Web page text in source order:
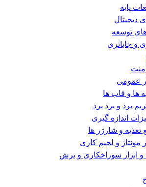
پایه
دیجیتال
توسعه
و جاباتری
عمومی
ها و قاب ها
برد و برد برد
اندازه گیری
تغذیه و شارژر ها
مونتاژ و لحیم کاری
و ابزار سوراخکاری و برش